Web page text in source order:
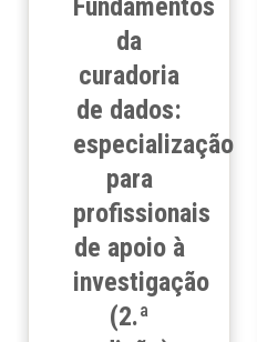
Fundamentos
da
curadoria
de dados:
especialização
para
profissionais
de apoio à
investigação
(2.ª